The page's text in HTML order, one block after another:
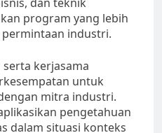
program yang lebih
permintaan industri.
kerjasama
untuk
mitra industri.
pengetahuan
dalam situasi konteks